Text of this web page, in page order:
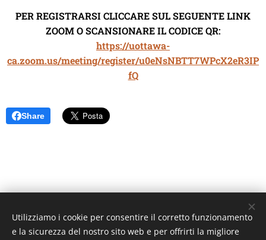
PER REGISTRARSI CLICCARE SUL SEGUENTE LINK
ZOOM O SCANSIONARE IL CODICE QR:
https://uottawa-
ca.zoom.us/meeting/register/u0eNsNBTT7WPcX2eR3IP
fQ
Share
Unione Superiori Generali - Via dei Penitenzieri 19 -00193 ROMA
Utilizziamo i cookie per consentire il corretto funzionamento
e la sicurezza del nostro sito web e per offrirti la migliore